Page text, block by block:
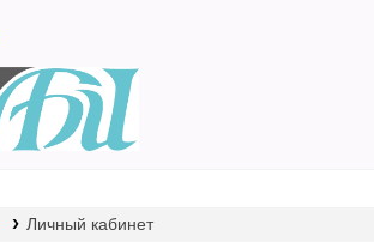
АБИ
Личный кабинет